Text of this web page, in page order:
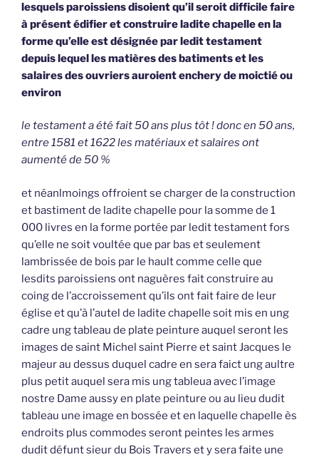
lesquels paroissiens disoient qu’il seroit difficile faire
à présent édifier et construire ladite chapelle en la
forme qu’elle est désignée par ledit testament
depuis lequel les matières des batiments et les
salaires des ouvriers auroient enchery de moictié ou
environ
le testament a été fait 50 ans plus tôt ! donc en 50 ans,
entre 1581 et 1622 les matériaux et salaires ont
aumenté de 50 %
et néanlmoings offroient se charger de la construction
et bastiment de ladite chapelle pour la somme de 1
000 livres en la forme portée par ledit testament fors
qu’elle ne soit voultée que par bas et seulement
lambrissée de bois par le hault comme celle que
lesdits paroissiens ont naguères fait construire au
coing de l’accroissement qu’ils ont fait faire de leur
église et qu’à l’autel de ladite chapelle soit mis en ung
cadre ung tableau de plate peinture auquel seront les
images de saint Michel saint Pierre et saint Jacques le
majeur au dessus duquel cadre en sera faict ung aultre
plus petit auquel sera mis ung tableua avec l’image
nostre Dame aussy en plate peinture ou au lieu dudit
tableau une image en bossée et en laquelle chapelle ès
endroits plus commodes seront peintes les armes
dudit défunt sieur du Bois Travers et y sera faite une